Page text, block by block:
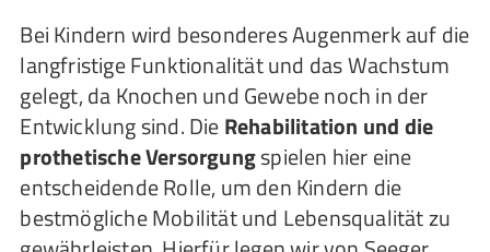
Bei Kindern wird besonderes Augenmerk auf die
langfristige Funktionalität und das Wachstum
gelegt, da Knochen und Gewebe noch in der
Entwicklung sind. DieRehabilitation und die
prothetische Versorgungspielen hier eine
entscheidende Rolle, um den Kindern die
bestmögliche Mobilität und Lebensqualität zu